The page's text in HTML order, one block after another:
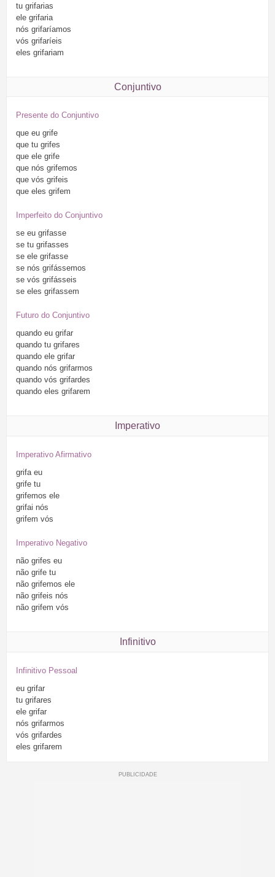
tu grifarias
ele grifaria
nós grifaríamos
vós grifaríeis
eles grifariam
Conjuntivo
Presente do Conjuntivo
que eu grife
que tu grifes
que ele grife
que nós grifemos
que vós grifeis
que eles grifem
Imperfeito do Conjuntivo
se eu grifasse
se tu grifasses
se ele grifasse
se nós grifássemos
se vós grifásseis
se eles grifassem
Futuro do Conjuntivo
quando eu grifar
quando tu grifares
quando ele grifar
quando nós grifarmos
quando vós grifardes
quando eles grifarem
Imperativo
Imperativo Afirmativo
grifa eu
grife tu
grifemos ele
grifai nós
grifem vós
Imperativo Negativo
não grifes eu
não grife tu
não grifemos ele
não grifeis nós
não grifem vós
Infinitivo
Infinitivo Pessoal
eu grifar
tu grifares
ele grifar
nós grifarmos
vós grifardes
eles grifarem